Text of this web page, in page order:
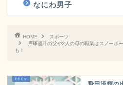
なにわ男子
HOME
スポーツ
戸塚優斗の父や2人の母の職業はスノーボ
も！